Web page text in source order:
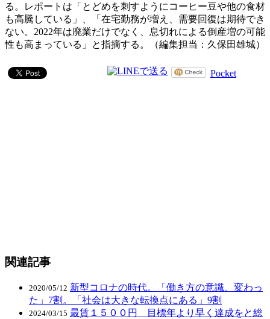
る。レポートは「とどめを刺すようにコーヒー豆や他の食材
も高騰している」、「在宅勤務が増え、需要回復は期待でき
ない。2022年は廃業だけでなく、息切れによる倒産増の可能
性も高まっている」と指摘する。（編集担当：久保田雄城）
Pocket
関連記事
2020/05/12 新型コロナの時代。「働き方の意識、変わっ
た」7割。「社会は大きな転換点にある」9割
2024/03/15 最賃１５００円 目標年より早く達成をと総